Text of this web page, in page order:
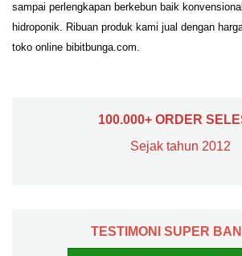
sampai perlengkapan berkebun baik
hidroponik. Ribuan produk kami jual dengan
toko online bibitbunga.com.
100.000+ ORDER
Sejak tahun 2012
TESTIMONI SUPER